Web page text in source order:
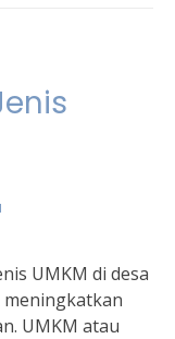
UMKM di desa
UMKM atau